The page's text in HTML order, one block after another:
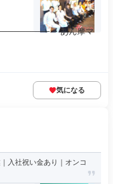
・あん摩マ
気になる
入社祝い金あり｜オンコ